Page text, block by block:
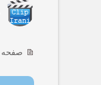
صفحه 25 از 614